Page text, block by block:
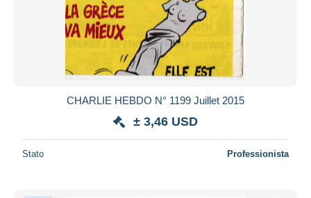
CHARLIE HEBDO N° 1199 Juillet 2015
± 3,46 USD
Stato Professionista